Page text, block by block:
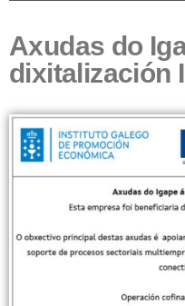
Axudas do
dixitalización